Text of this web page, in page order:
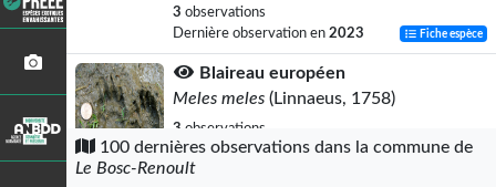
3 observations
Dernière observation en 2023 Fiche espèce
Blaireau européen
Meles meles (Linnaeus, 1758)
3 observations
Dernière observation en2023 Fiche espèce
100 dernières observations dans la commune de
Le Bosc-Renoult